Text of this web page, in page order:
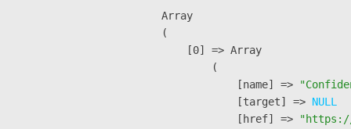
Array
(
    [0] => Array
        (
            [name] =>
            [target] =>
NULL
            [href] =>